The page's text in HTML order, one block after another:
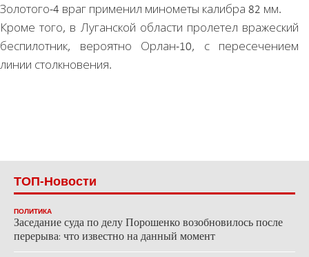
Золотого-4 враг применил минометы калибра 82 мм.
Кроме того, в Луганской области пролетел вражеский
беспилотник, вероятно Орлан-10, с пересечением
линии столкновения.
ТОП-Новости
ПОЛИТИКА
Заседание суда по делу Порошенко возобновилось после
перерыва: что известно на данный момент